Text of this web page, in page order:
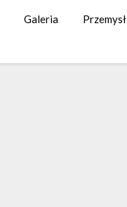
Galeria Przemysł